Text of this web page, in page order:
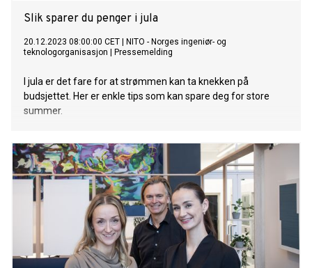
Slik sparer du penger i jula
20.12.2023 08:00:00 CET
NITO - Norges ingeniør- og
teknologorganisasjon
Pressemelding
I jula er det fare for at strømmen kan ta knekken på
budsjettet. Her er enkle tips som kan spare deg for store
summer.